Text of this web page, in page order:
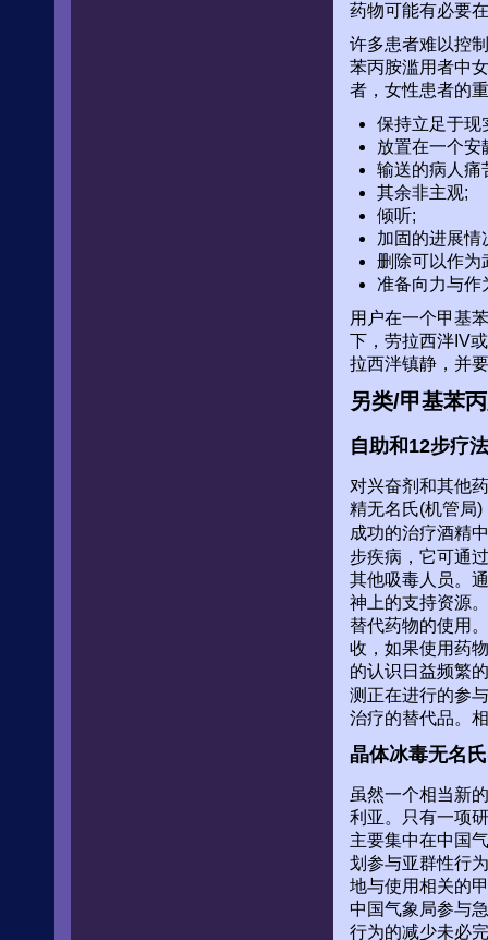
药物可能有必要
许多患者难以控
苯丙胺滥用者中
者，女性患者的
保持立足于现
放置在一个安
输送的病人痛
其余非主观;
倾听;
加固的进展情
删除可以作为
准备向力与作
用户在一个甲基
下，劳拉西泮IV
拉西泮镇静，并
另类/甲基苯
自助和12步疗法
对兴奋剂和其他
精无名氏(机管局
成功的治疗酒精
步疾病，它可通
其他吸毒人员。
神上的支持资源
替代药物的使用
收，如果使用药
的认识日益频繁
测正在进行的参
治疗的替代品。
晶体冰毒无名
虽然一个相当新
利亚。只有一项
主要集中在中国
划参与亚群性行
地与使用相关的
中国气象局参与
行为的减少未必